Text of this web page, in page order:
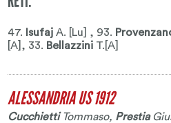
47. Isufaj A. [Lu] , 93.
[A] , 33. Bellazzini T.[A]
ALESSANDRIA US 1912
CucchiettiTommaso, Prestia